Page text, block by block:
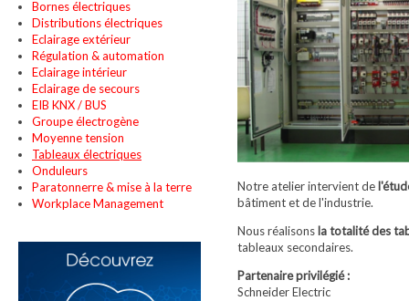
Notre atelier intervient de
bâtiment et de l'industrie.
Nous réalisons la totalité des
tableaux secondaires.
Partenaire privilégié :
Schneider Electric
Bornes électriques
Distributions électriques
Eclairage extérieur
Régulation & automation
Eclairage intérieur
Eclairage de secours
EIB KNX / BUS
Groupe électrogène
Moyenne tension
Tableaux électriques
Onduleurs
Paratonnerre & mise à la terre
Workplace Management